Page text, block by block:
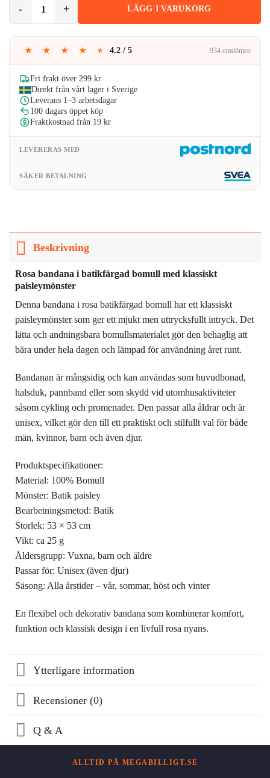
var:
99kr.
är:
91kr.
LÄGG I VARUKORG
★ ★ ★ ★ ★ 4.2 / 5 934 omdömen
Fri frakt över 299 kr
Direkt från vårt lager i Sverige
Leverans 1–3 arbetsdagar
100 dagars öppet köp
Fraktkostnad från 19 kr
LEVERERAS MED
SÄKER BETALNING
Beskrivning
Rosa bandana i batikfärgad bomull med klassiskt
paisleymönster
Denna bandana i rosa batikfärgad bomull har ett klassiskt
paisleymönster som ger ett mjukt men uttrycksfullt intryck. Det
lätta och andningsbara bomullsmaterialet gör den behaglig att
bära under hela dagen och lämpad för användning året runt.
Bandanan är mångsidig och kan användas som huvudbonad,
halsduk, pannband eller som skydd vid utomhusaktiviteter
såsom cykling och promenader. Den passar alla åldrar och är
unisex, vilket gör den till ett praktiskt och stilfullt val för både
män, kvinnor, barn och även djur.
Produktspecifikationer:
Material: 100% Bomull
Mönster: Batik paisley
Bearbetningsmetod: Batik
Storlek: 53 × 53 cm
Vikt: ca 25 g
Åldersgrupp: Vuxna, barn och äldre
Passar för: Unisex (även djur)
Säsong: Alla årstider – vår, sommar, höst och vinter
En flexibel och dekorativ bandana som kombinerar komfort,
funktion och klassisk design i en livfull rosa nyans.
Ytterligare information
Recensioner (0)
Q & A
ALLTID PÅ MEGABILLIGT.SE